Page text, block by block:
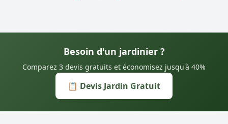
Besoin d'un jardinier ?
Comparez 3 devis gratuits et économisez jusqu'à 40%
📋 Devis Jardin Gratuit